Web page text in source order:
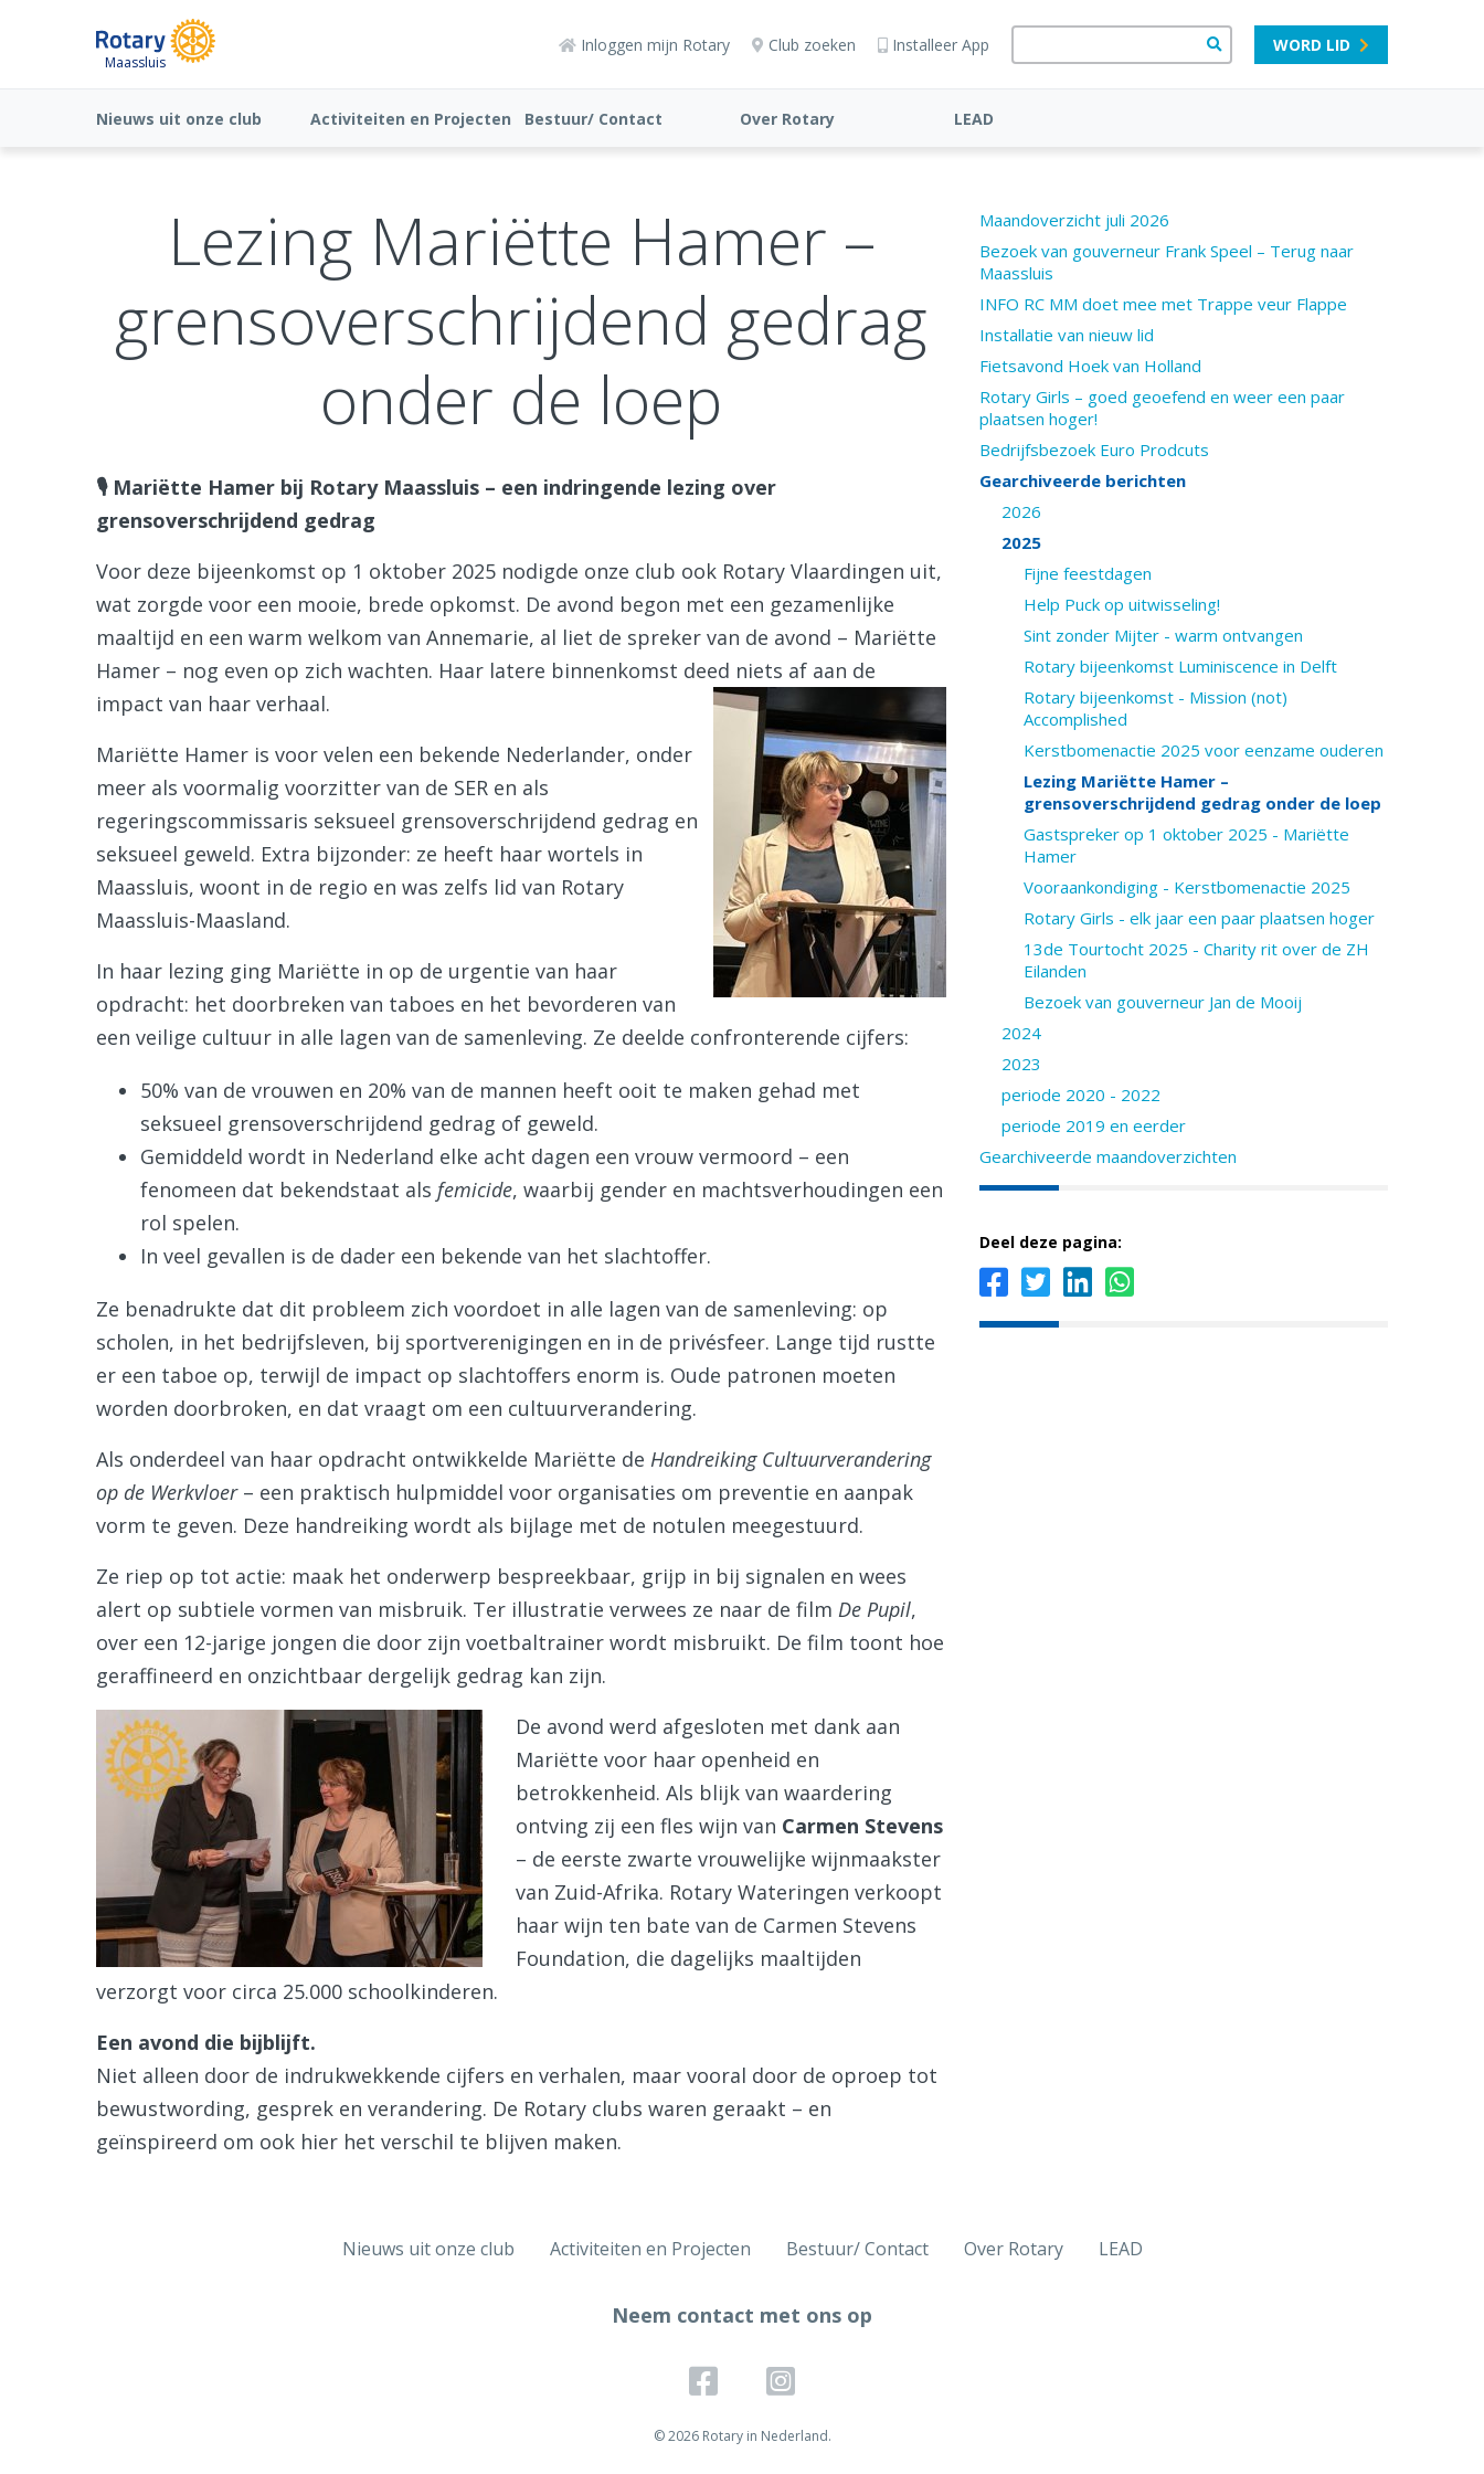
Maassluis
Inloggen mijn Rotary Club zoeken Installeer App WORD LID
Nieuws uit onze club Activiteiten en Projecten Bestuur/ Contact Over Rotary LEAD
Lezing Mariëtte Hamer –
grensoverschrijdend gedrag
onder de loep
🎙️ Mariëtte Hamer bij Rotary Maassluis – een indringende lezing over
grensoverschrijdend gedrag
Voor deze bijeenkomst op 1 oktober 2025 nodigde onze club ook Rotary Vlaardingen uit,
wat zorgde voor een mooie, brede opkomst. De avond begon met een gezamenlijke
maaltijd en een warm welkom van Annemarie, al liet de spreker van de avond – Mariëtte
Hamer – nog even op zich wachten. Haar latere binnenkomst deed niets af aan de
impact van haar verhaal.
Mariëtte Hamer is voor velen een bekende Nederlander, onder
meer als voormalig voorzitter van de SER en als
regeringscommissaris seksueel grensoverschrijdend gedrag en
seksueel geweld. Extra bijzonder: ze heeft haar wortels in
Maassluis, woont in de regio en was zelfs lid van Rotary
Maassluis-Maasland.
In haar lezing ging Mariëtte in op de urgentie van haar
opdracht: het doorbreken van taboes en het bevorderen van
een veilige cultuur in alle lagen van de samenleving. Ze deelde confronterende cijfers:
50% van de vrouwen en 20% van de mannen heeft ooit te maken gehad met
seksueel grensoverschrijdend gedrag of geweld.
Gemiddeld wordt in Nederland elke acht dagen een vrouw vermoord – een
fenomeen dat bekendstaat als femicide, waarbij gender en machtsverhoudingen een
rol spelen.
In veel gevallen is de dader een bekende van het slachtoffer.
Ze benadrukte dat dit probleem zich voordoet in alle lagen van de samenleving: op
scholen, in het bedrijfsleven, bij sportverenigingen en in de privésfeer. Lange tijd rustte
er een taboe op, terwijl de impact op slachtoffers enorm is. Oude patronen moeten
worden doorbroken, en dat vraagt om een cultuurverandering.
Als onderdeel van haar opdracht ontwikkelde Mariëtte de Handreiking Cultuurverandering
op de Werkvloer– een praktisch hulpmiddel voor organisaties om preventie en aanpak
vorm te geven. Deze handreiking wordt als bijlage met de notulen meegestuurd.
Ze riep op tot actie: maak het onderwerp bespreekbaar, grijp in bij signalen en wees
alert op subtiele vormen van misbruik. Ter illustratie verwees ze naar de film De Pupil,
over een 12-jarige jongen die door zijn voetbaltrainer wordt misbruikt. De film toont hoe
geraffineerd en onzichtbaar dergelijk gedrag kan zijn.
De avond werd afgesloten met dank aan
Mariëtte voor haar openheid en
betrokkenheid. Als blijk van waardering
ontving zij een fles wijn van Carmen Stevens
– de eerste zwarte vrouwelijke wijnmaakster
van Zuid-Afrika. Rotary Wateringen verkoopt
haar wijn ten bate van de Carmen Stevens
Foundation, die dagelijks maaltijden
verzorgt voor circa 25.000 schoolkinderen.
Een avond die bijblijft.
Niet alleen door de indrukwekkende cijfers en verhalen, maar vooral door de oproep tot
bewustwording, gesprek en verandering. De Rotary clubs waren geraakt – en
geïnspireerd om ook hier het verschil te blijven maken.
Maandoverzicht juli 2026
Bezoek van gouverneur Frank Speel – Terug naar
Maassluis
INFO RC MM doet mee met Trappe veur Flappe
Installatie van nieuw lid
Fietsavond Hoek van Holland
Rotary Girls – goed geoefend en weer een paar
plaatsen hoger!
Bedrijfsbezoek Euro Prodcuts
Gearchiveerde berichten
2026
2025
Fijne feestdagen
Help Puck op uitwisseling!
Sint zonder Mijter - warm ontvangen
Rotary bijeenkomst Luminiscence in Delft
Rotary bijeenkomst - Mission (not)
Accomplished
Kerstbomenactie 2025 voor eenzame ouderen
Lezing Mariëtte Hamer –
grensoverschrijdend gedrag onder de loep
Gastspreker op 1 oktober 2025 - Mariëtte
Hamer
Vooraankondiging - Kerstbomenactie 2025
Rotary Girls - elk jaar een paar plaatsen hoger
13de Tourtocht 2025 - Charity rit over de ZH
Eilanden
Bezoek van gouverneur Jan de Mooij
2024
2023
periode 2020 - 2022
periode 2019 en eerder
Gearchiveerde maandoverzichten
Deel deze pagina:
Nieuws uit onze club Activiteiten en Projecten Bestuur/ Contact Over Rotary LEAD
Neem contact met ons op
© 2026 Rotary in Nederland.